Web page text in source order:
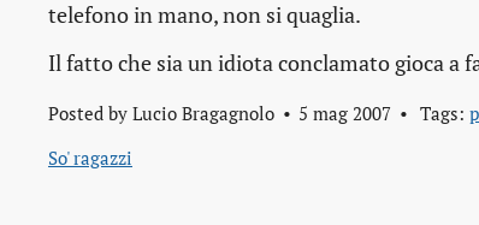
telefono in mano, non si quaglia.
Il fatto che sia un idiota conclamato gioca a
Posted by Lucio Bragagnolo 5 mag 2007 Tags:
So' ragazzi